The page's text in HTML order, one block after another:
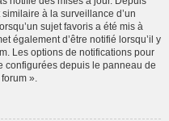
à la surveillance d’un
sujet favoris a été mis à
également d’être notifié lorsqu’il y
Les options de notifications pour
configurées depuis le panneau de
».